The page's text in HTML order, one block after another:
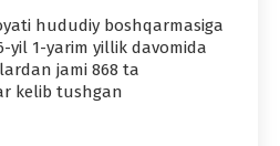
hududiy boshqarmasiga
yil 1-yarim yillik davomida
jami 868 ta
kelib tushgan